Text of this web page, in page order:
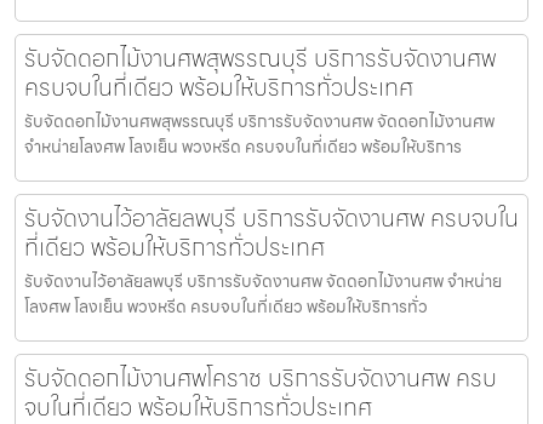
รับจัดดอกไม้งานศพสุพรรณบุรี บริการรับจัดงานศพ
ครบจบในที่เดียว พร้อมให้บริการทั่วประเทศ
รับจัดดอกไม้งานศพสุพรรณบุรี บริการรับจัดงานศพ จัดดอกไม้งานศพ
จำหน่ายโลงศพ โลงเย็น พวงหรีด ครบจบในที่เดียว พร้อมให้บริการ
รับจัดงานไว้อาลัยลพบุรี บริการรับจัดงานศพ ครบจบใน
ที่เดียว พร้อมให้บริการทั่วประเทศ
รับจัดงานไว้อาลัยลพบุรี บริการรับจัดงานศพ จัดดอกไม้งานศพ จำหน่าย
โลงศพ โลงเย็น พวงหรีด ครบจบในที่เดียว พร้อมให้บริการทั่ว
รับจัดดอกไม้งานศพโคราช บริการรับจัดงานศพ ครบ
จบในที่เดียว พร้อมให้บริการทั่วประเทศ